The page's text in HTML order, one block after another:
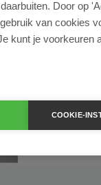
Toyota
Km stand
Brandstof
Transmissie
Door op
van cookies
kunt je voorkeuren
COOKIE-